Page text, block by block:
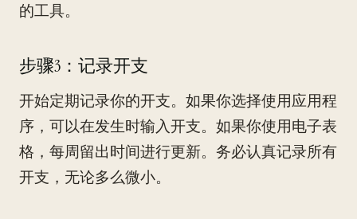
的工具。
步骤3：记录开支
开始定期记录你的开支。如果你选择使用应用程
序，可以在发生时输入开支。如果你使用电子表
格，每周留出时间进行更新。务必认真记录所有
开支，无论多么微小。